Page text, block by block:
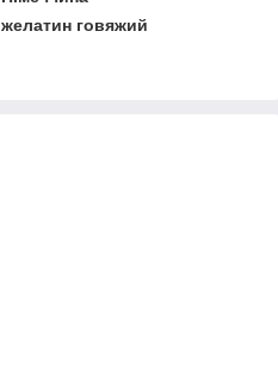
желатин говяжий